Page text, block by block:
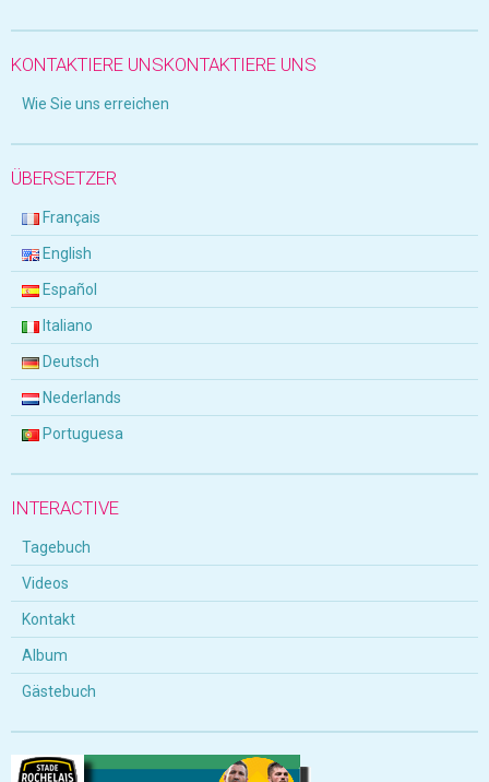
KONTAKTIERE UNSKONTAKTIERE UNS
Wie Sie uns erreichen
ÜBERSETZER
Français
English
Español
Italiano
Deutsch
Nederlands
Portuguesa
INTERACTIVE
Tagebuch
Videos
Kontakt
Album
Gästebuch